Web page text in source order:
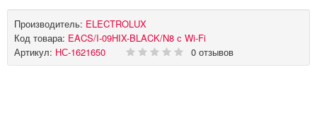
Производитель: ELECTROLUX
Код товара: EACS/I-09HIX-BLACK/N8 с Wi-Fi
Артикул: НС-1621650 0 отзывов